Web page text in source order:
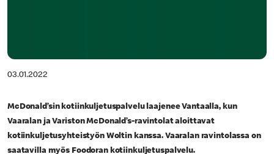
03.01.2022
McDonald’sin kotiinkuljetuspalvelu laajenee Vantaalla, kun
Vaaralan ja Variston McDonald’s-ravintolat aloittavat
kotiinkuljetusyhteistyön Woltin kanssa. Vaaralan ravintolassa on
saatavilla myös Foodoran kotiinkuljetuspalvelu.